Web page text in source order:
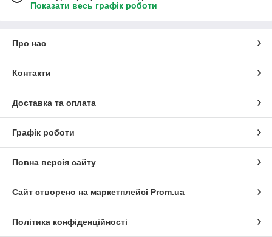
Показати весь графік роботи
Про нас
Контакти
Доставка та оплата
Графік роботи
Повна версія сайту
Сайт створено на маркетплейсі Prom.ua
Політика конфіденційності